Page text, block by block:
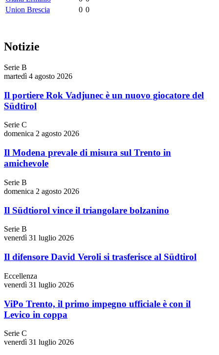
Union Brescia
0 0
Notizie
Serie B
martedì 4 agosto 2026
Il portiere Rok Vadjunec è un nuovo giocatore del
Südtirol
Serie C
domenica 2 agosto 2026
Il Modena prevale di misura sul Trento in
amichevole
Serie B
domenica 2 agosto 2026
Il Südtiorol vince il triangolare bolzanino
Serie B
venerdì 31 luglio 2026
Il difensore David Veroli si trasferisce al Südtirol
Eccellenza
venerdì 31 luglio 2026
ViPo Trento, il primo impegno ufficiale è con il
Levico in coppa
Serie C
venerdì 31 luglio 2026